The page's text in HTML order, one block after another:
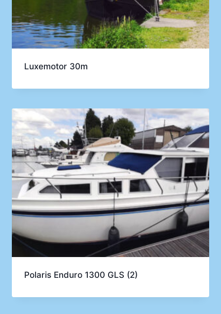
Luxemotor 30m
Polaris Enduro 1300 GLS (2)